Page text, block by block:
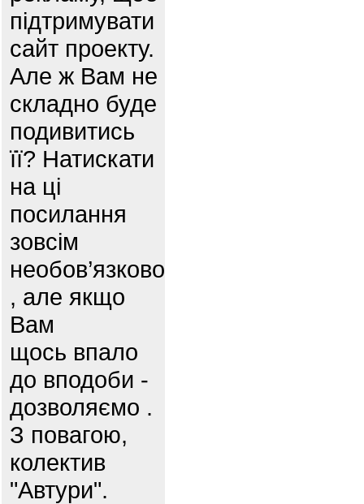
підтримувати
сайт проекту.
Але ж Вам не
складно буде
подивитись
її? Натискати
на ці
посилання
зовсім
необов’язково
, але якщо
Вам
щось впало
до вподоби -
дозволяємо .
З повагою,
колектив
"Автури".